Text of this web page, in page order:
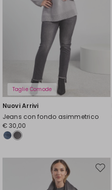
Taglie Comode
Nuovi Arrivi
Jeans con fondo asimmetrico
€ 30,00
Sposta